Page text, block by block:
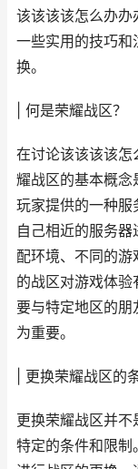
该该该该怎么办办
一些实用的技巧和
换。
| 何是荣耀战区？
在讨论该该该该怎
耀战区的基本概念
玩家提供的一种服
自己相近的服务
配环境、不同的
的战区对游戏体
要与特定地区的朋
为重要。
| 更换荣耀战区的
更换荣耀战区并
特定的条件和限制